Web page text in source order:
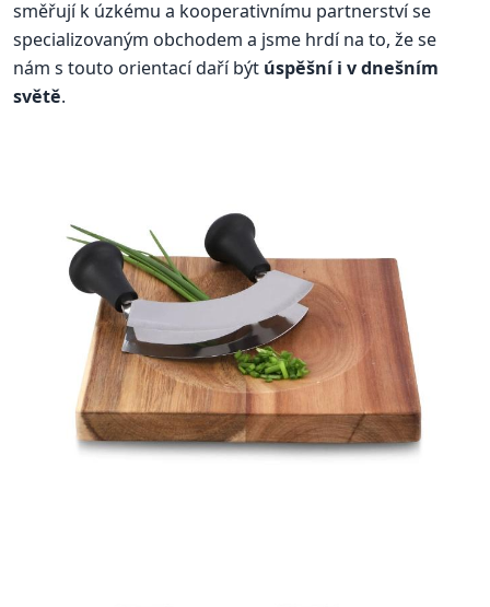
směřují k úzkému a kooperativnímu partnerství se
specializovaným obchodem a jsme hrdí na to, že se
nám s touto orientací daří být úspěšní i v dnešním
světě.